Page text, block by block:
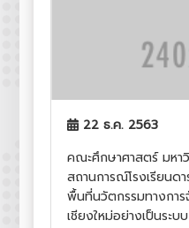
22 ธ.ค. 2563
คณะศึกษาศาสตร์ มหาวิ
สถานการณ์โรงเรียนด
พื้นที่นวัตกรรมทางกา
เชียงใหม่อย่างเป็นระบบ